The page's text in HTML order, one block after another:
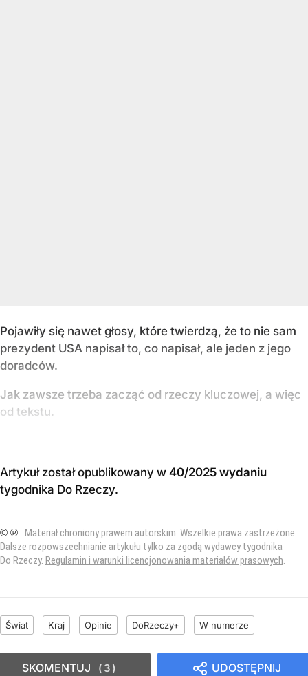
Pojawiły się nawet głosy, które twierdzą, że to nie sam
prezydent USA napisał to, co napisał, ale jeden z jego
doradców.
Jak zawsze trzeba zacząć od rzeczy kluczowej, a więc
od tekstu.
Artykuł został opublikowany w 40/2025 wydaniu
tygodnika Do Rzeczy.
© ℗ Materiał chroniony prawem autorskim. Wszelkie prawa zastrzeżone.
Dalsze rozpowszechnianie artykułu tylko za zgodą wydawcy tygodnika
Do Rzeczy. Regulamin i warunki licencjonowania materiałów prasowych.
Świat Kraj Opinie DoRzeczy+ W numerze
UDOSTĘPNIJ
SKOMENTUJ 3